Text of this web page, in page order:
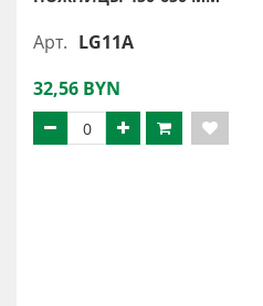
Арт. LG11A
32,56 BYN